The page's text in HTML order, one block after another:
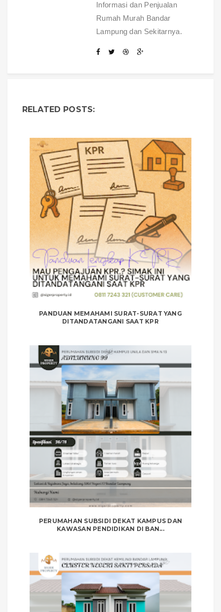
Informasi dan Penjualan
Rumah Murah Bandar
Lampung dan Sekitarnya.
RELATED POSTS:
PANDUAN MEMAHAMI SURAT-SURAT YANG
DITANDATANGANI SAAT KPR
PERUMAHAN SUBSIDI DEKAT KAMPUS DAN
KAWASAN PENDIDIKAN DI BAN...